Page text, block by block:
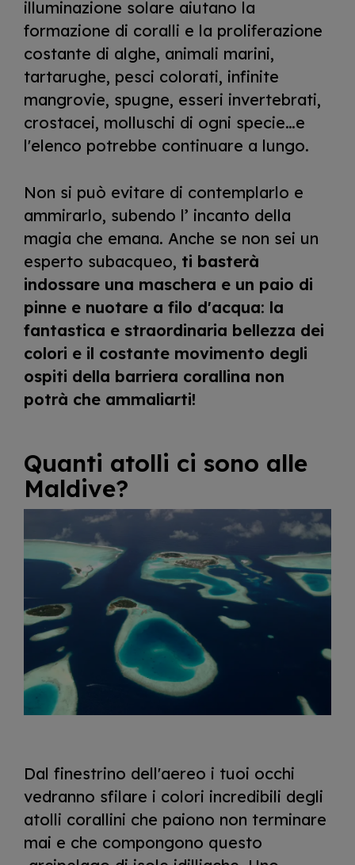
illuminazione solare aiutano la
formazione di coralli e la proliferazione
costante di alghe, animali marini,
tartarughe, pesci colorati, infinite
mangrovie, spugne, esseri invertebrati,
crostacei, molluschi di ogni specie…e
l'elenco potrebbe continuare a lungo.
Non si può evitare di contemplarlo e
ammirarlo, subendo l’ incanto della
magia che emana. Anche se non sei un
esperto subacqueo, ti basterà
indossare una maschera e un paio di
pinne e nuotare a filo d'acqua: la
fantastica e straordinaria bellezza dei
colori e il costante movimento degli
ospiti della barriera corallina non
potrà che ammaliarti!
Quanti atolli ci sono alle
Maldive?
m
a
e
Dal finestrino dell'aereo i tuoi occhi
vedranno sfilare i colori incredibili degli
atolli corallini che paiono non terminare
mai e che compongono questo